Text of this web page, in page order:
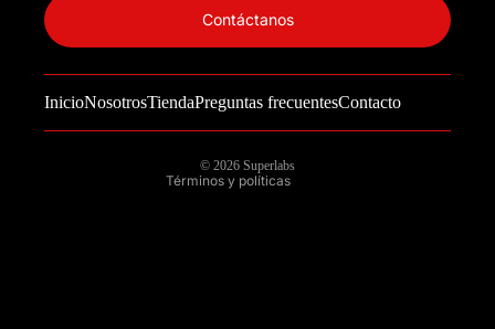
InicioNosotrosTiendaPreguntas frecuentesContacto
Contáctanos
© 2026 Superlabs
Términos y políticas
Información de contacto
Política de reembolso
Términos del servicio
Política de envío